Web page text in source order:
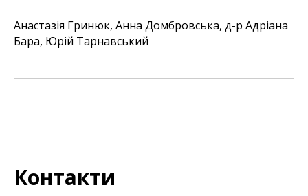
Анастазія Гринюк, Анна Домбровська, д-р Адріана
Бара, Юрій Тарнавський
Контакти